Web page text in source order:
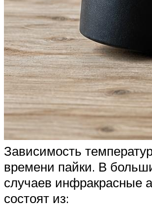
Зависимость
времени пайки. В
случаев инфракрасные
состоят из: